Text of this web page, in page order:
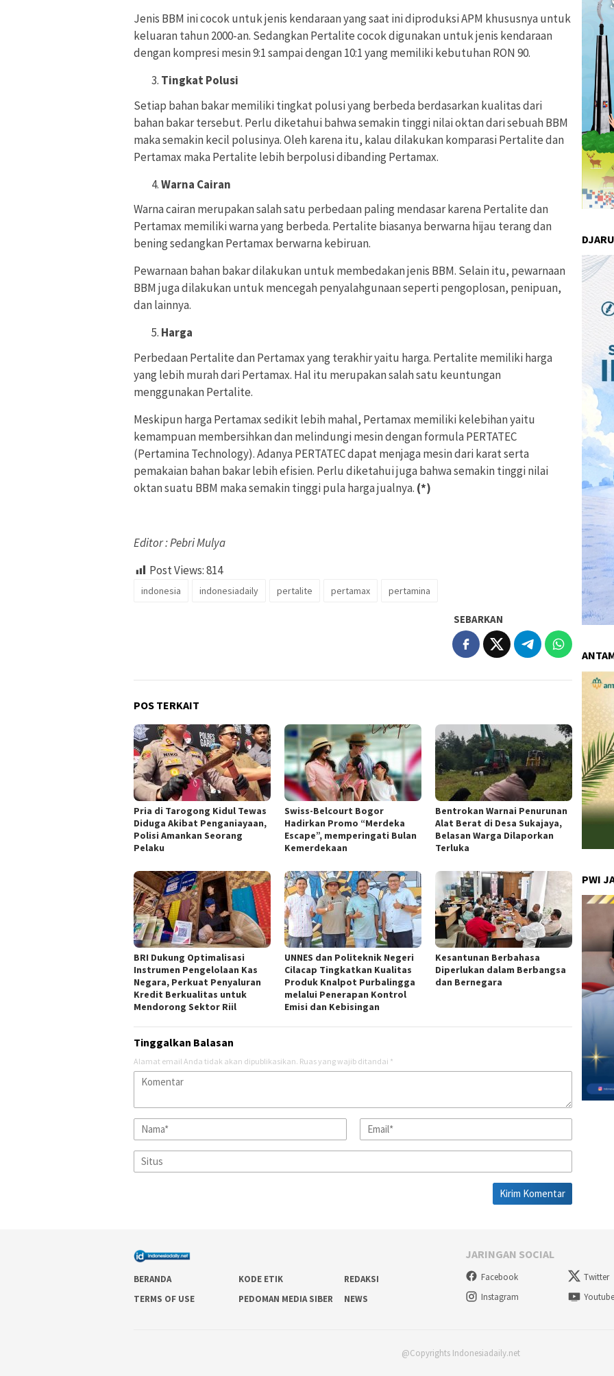
Jenis BBM ini cocok untuk jenis kendaraan yang saat ini diproduksi APM khususnya untuk
keluaran tahun 2000-an. Sedangkan Pertalite cocok digunakan untuk jenis kendaraan
dengan kompresi mesin 9:1 sampai dengan 10:1 yang memiliki kebutuhan RON 90.
Tingkat Polusi
Setiap bahan bakar memiliki tingkat polusi yang berbeda berdasarkan kualitas dari
bahan bakar tersebut. Perlu diketahui bahwa semakin tinggi nilai oktan dari sebuah BBM
maka semakin kecil polusinya. Oleh karena itu, kalau dilakukan komparasi Pertalite dan
Pertamax maka Pertalite lebih berpolusi dibanding Pertamax.
Warna Cairan
Warna cairan merupakan salah satu perbedaan paling mendasar karena Pertalite dan
Pertamax memiliki warna yang berbeda. Pertalite biasanya berwarna hijau terang dan
bening sedangkan Pertamax berwarna kebiruan.
Pewarnaan bahan bakar dilakukan untuk membedakan jenis BBM. Selain itu, pewarnaan
BBM juga dilakukan untuk mencegah penyalahgunaan seperti pengoplosan, penipuan,
dan lainnya.
Harga
Perbedaan Pertalite dan Pertamax yang terakhir yaitu harga. Pertalite memiliki harga
yang lebih murah dari Pertamax. Hal itu merupakan salah satu keuntungan
menggunakan Pertalite.
Meskipun harga Pertamax sedikit lebih mahal, Pertamax memiliki kelebihan yaitu
kemampuan membersihkan dan melindungi mesin dengan formula PERTATEC
(Pertamina Technology). Adanya PERTATEC dapat menjaga mesin dari karat serta
pemakaian bahan bakar lebih efisien. Perlu diketahui juga bahwa semakin tinggi nilai
oktan suatu BBM maka semakin tinggi pula harga jualnya. (*)
Editor : Pebri Mulya
Post Views:814
indonesia indonesiadaily pertalite pertamax pertamina
SEBARKAN
POS TERKAIT
Pria di Tarogong Kidul Tewas
Diduga Akibat Penganiayaan,
Polisi Amankan Seorang
Pelaku
Swiss-Belcourt Bogor
Hadirkan Promo “Merdeka
Escape”, memperingati Bulan
Kemerdekaan
Bentrokan Warnai Penurunan
Alat Berat di Desa Sukajaya,
Belasan Warga Dilaporkan
Terluka
BRI Dukung Optimalisasi
Instrumen Pengelolaan Kas
Negara, Perkuat Penyaluran
Kredit Berkualitas untuk
Mendorong Sektor Riil
UNNES dan Politeknik Negeri
Cilacap Tingkatkan Kualitas
Produk Knalpot Purbalingga
melalui Penerapan Kontrol
Emisi dan Kebisingan
Kesantunan Berbahasa
Diperlukan dalam Berbangsa
dan Bernegara
Tinggalkan Balasan
Alamat email Anda tidak akan dipublikasikan. Ruas yang wajib ditandai *
PWI
BERANDA KODE ETIK
REDAKSI
TERMS OF USE
PEDOMAN MEDIA SIBER NEWS
JARINGAN SOCIAL
Facebook
Twitter
Instagram
@Copyrights Indonesiadaily.net